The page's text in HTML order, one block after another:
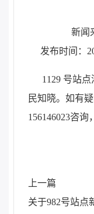
新闻
发布时间：
1129 号站点
民知晓。如有
156146023咨询
上一篇
关于982号站点